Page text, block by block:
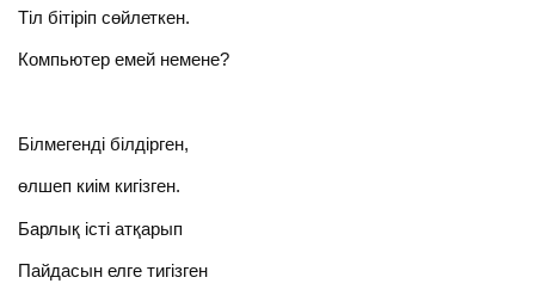
Тіл бітіріп сөйлеткен.
Компьютер емей немене?
Білмегенді білдірген,
өлшеп киім кигізген.
Барлық істі атқарып
Пайдасын елге тигізген